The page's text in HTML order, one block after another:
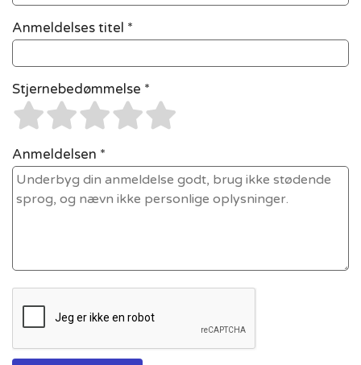
Anmeldelses titel *
Stjernebedømmelse *
Anmeldelsen *